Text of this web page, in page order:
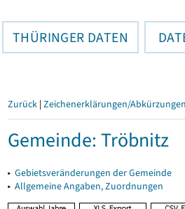
THÜRINGER DATEN
Zurück | Zeichenerklärungen/Abkürzungen
Gemeinde: Tröbnitz
▸ Gebietsveränderungen der Gemeinde
▸ Allgemeine Angaben, Zuordnungen